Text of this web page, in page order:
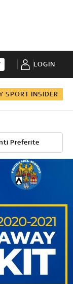
LOGIN
SPORT INSIDER
Preferite